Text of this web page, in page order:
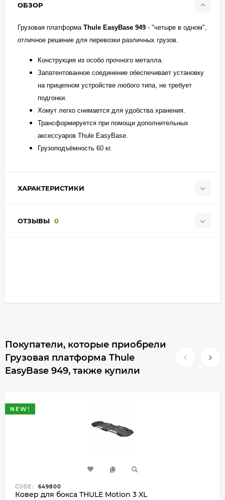
ОБЗОР
Грузовая платформа Thule EasyBase 949 - "четыре в одном",
отличное решение для перевозки различных грузов.
Конструкция из особо прочного металла.
Запатентованное соединение обеспечивает установку
на прицепном устройстве любого типа, не требует
подгонки.
Хомут легко снимается для удобства хранения.
Трансформируется при помощи дополнительных
аксессуаров Thule EasyBase.
Грузоподъёмность 60 кг.
ХАРАКТЕРИСТИКИ
ОТЗЫВЫ 0
Покупатели, которые приобрели
Грузовая платформа Thule
EasyBase 949, также купили
NEW!
CODE: 649800
Ковер для бокса THULE Motion 3 XL